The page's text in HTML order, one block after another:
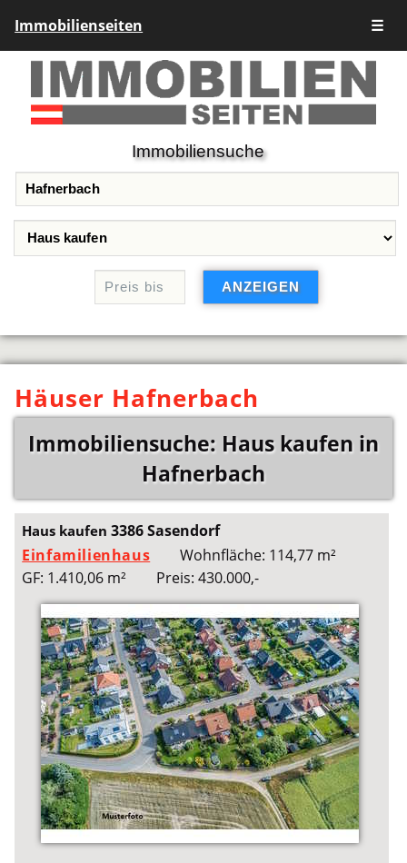
Immobilienseiten ☰
Immobiliensuche
Häuser Hafnerbach
Immobiliensuche: Haus kaufen in
Hafnerbach
Haus kaufen3386 Sasendorf
Einfamilienhaus
Wohnfläche: 114,77 m²
GF: 1.410,06 m²
Preis: 430.000,-